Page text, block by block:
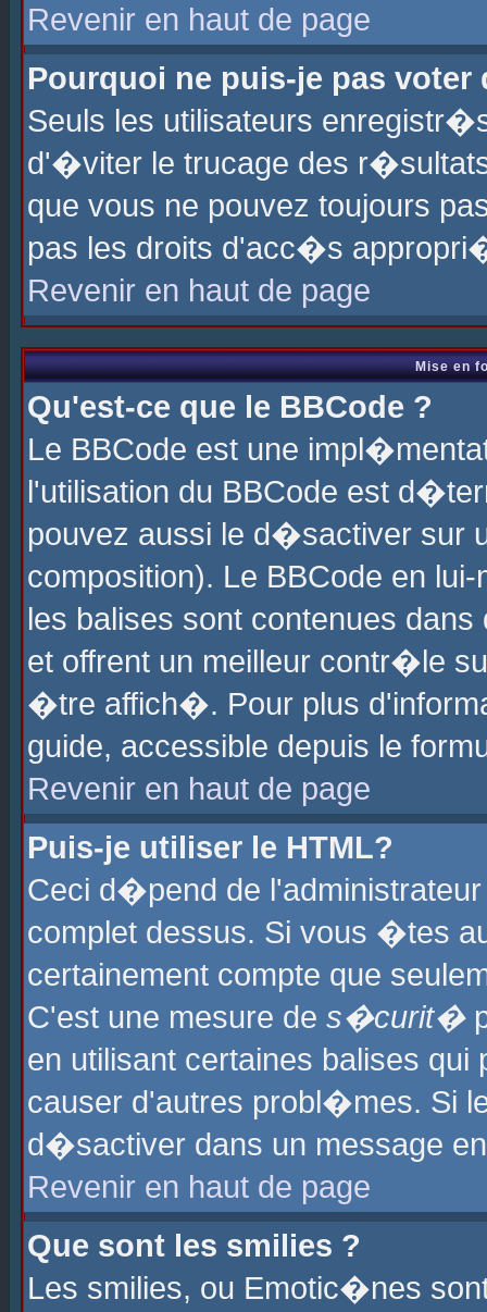
Revenir en haut de page
Pourquoi ne puis-je pas voter
Seuls les utilisateurs
d'�viter le trucage des
que vous ne pouvez toujours
pas les droits d'acc�s
Revenir en haut de page
Mise en
Qu'est-ce que le BBCode ?
Le BBCode est une
l'utilisation du BBCode est
pouvez aussi le d�sactiver sur
composition). Le BBCode en
les balises sont contenues
et offrent un meilleur contr�le
�tre affich�. Pour plus
guide, accessible depuis le
Revenir en haut de page
Puis-je utiliser le HTML?
Ceci d�pend de
complet dessus. Si vous �tes
certainement compte que
C'est une mesure de s�curit�
en utilisant certaines balises
causer d'autres probl�mes. Si
d�sactiver dans un message
Revenir en haut de page
Que sont les smilies ?
Les smilies, ou Emotic�nes